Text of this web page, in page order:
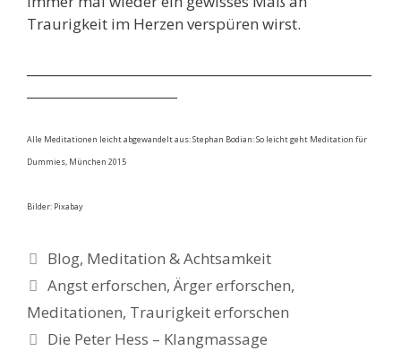
Traurigkeit im Herzen verspüren wirst.
Alle Meditationen leicht abgewandelt aus: Stephan Bodian: So leicht geht Meditation für
Dummies, München 2015
Bilder: Pixabay
Kategorien
Blog, Meditation & Achtsamkeit
Schlagwörter
Angst erforschen,Ärger erforschen,
Meditationen, Traurigkeit erforschen
Die Peter Hess – Klangmassage